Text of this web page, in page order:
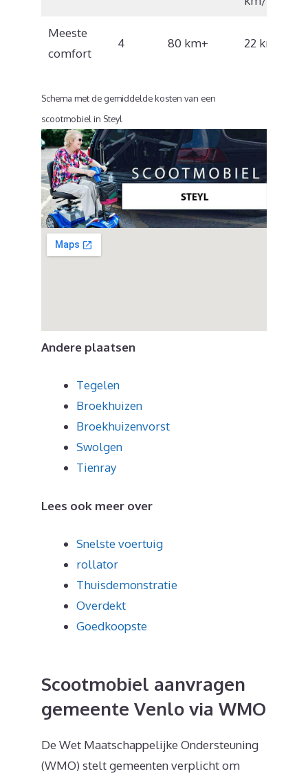
Meeste
comfort
4 80 km+ 22 km/u
Schema met de gemiddelde kosten van een
scootmobiel in Steyl
Andere plaatsen
Tegelen
Broekhuizen
Broekhuizenvorst
Swolgen
Tienray
Lees ook meer over
Snelste voertuig
rollator
Thuisdemonstratie
Overdekt
Goedkoopste
Scootmobiel aanvragen
gemeente Venlo via WMO
De Wet Maatschappelijke Ondersteuning
(WMO) stelt gemeenten verplicht om